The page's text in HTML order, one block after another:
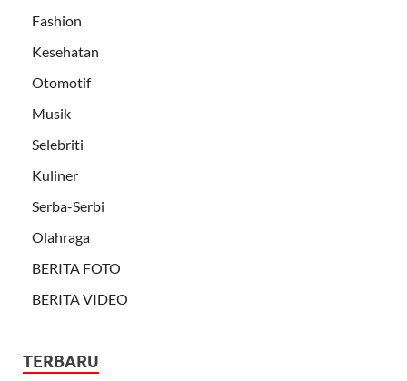
Fashion
Kesehatan
Otomotif
Musik
Selebriti
Kuliner
Serba-Serbi
Olahraga
BERITA FOTO
BERITA VIDEO
TERBARU